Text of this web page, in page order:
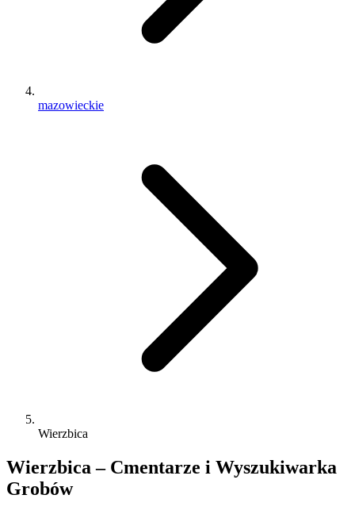
mazowieckie
Wierzbica
Wierzbica – Cmentarze i Wyszukiwarka
Grobów